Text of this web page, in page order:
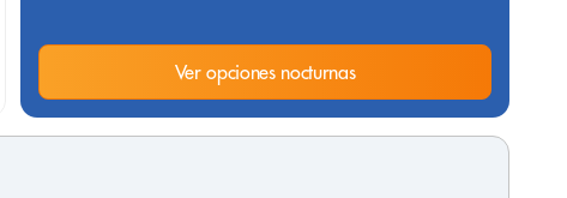
Ver opciones nocturnas